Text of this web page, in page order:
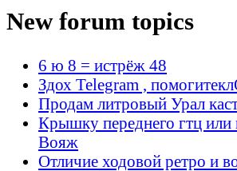
New forum topics
6 ю 8 = истрёж 48
Здох Telegram ,
Продам литровый Урал
Крышку переднего гтц или
Вояж
Отличие ходовой ретро и